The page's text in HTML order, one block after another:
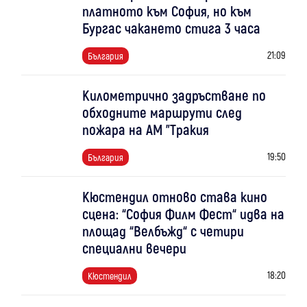
платното към София, но към
Бургас чакането стига 3 часа
България 21:09
Километрично задръстване по
обходните маршрути след
пожара на АМ "Тракия
България 19:50
Кюстендил отново става кино
сцена: “София Филм Фест“ идва на
площад “Велбъжд“ с четири
специални вечери
Кюстендил 18:20